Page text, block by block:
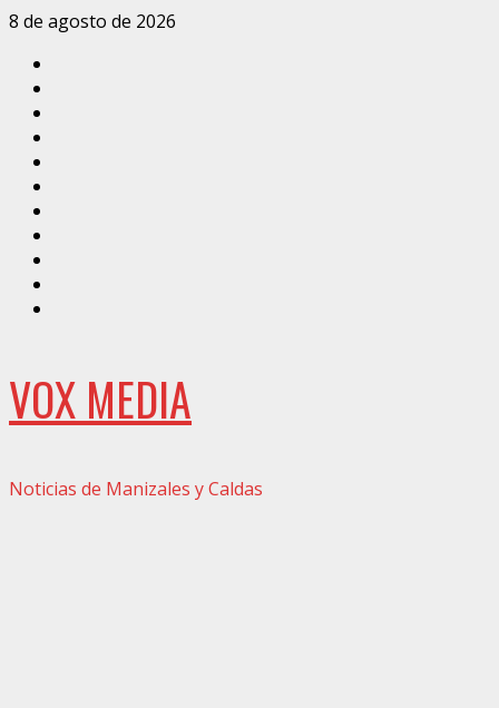
Saltar
contenido
8 de agosto de 2026
VOX MEDIA
Noticias de Manizales y Caldas